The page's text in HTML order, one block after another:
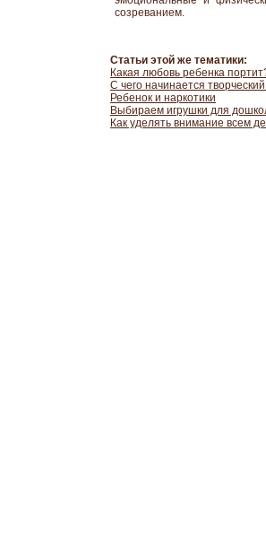
созреванием.
Статьи этой же тематики:
Какая любовь ребенка
С чего начинается
Ребенок и наркотики
Выбираем игрушки для
Как уделять внимание всем